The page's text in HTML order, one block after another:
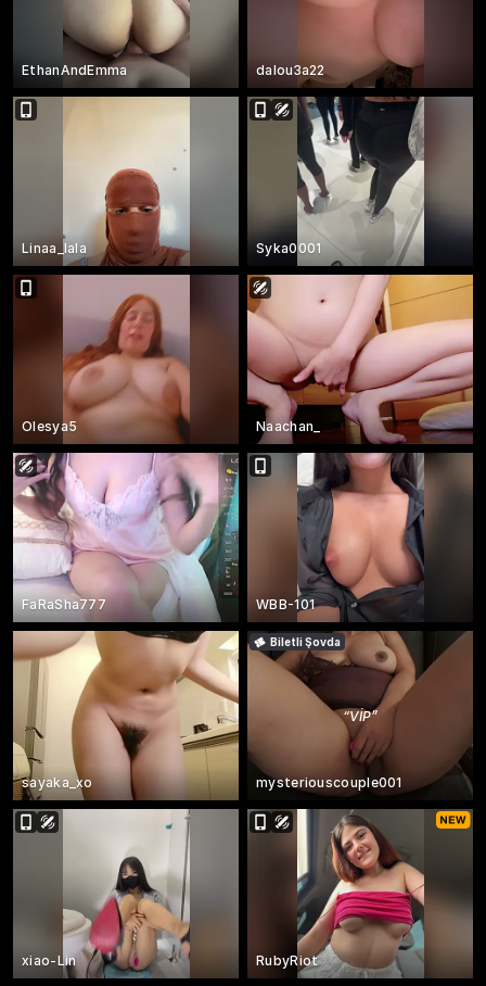
EthanAndEmma dalou3a22
Linaa_lala Syka0001
Olesya5 Naachan_
FaRaSha777 WBB-101
sayaka_xo
“VİP”
Biletli Şovda
mysteriouscouple001
xiao-Lin RubyRiot